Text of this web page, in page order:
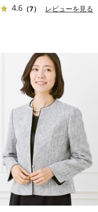
4.6（7） レビューを見る